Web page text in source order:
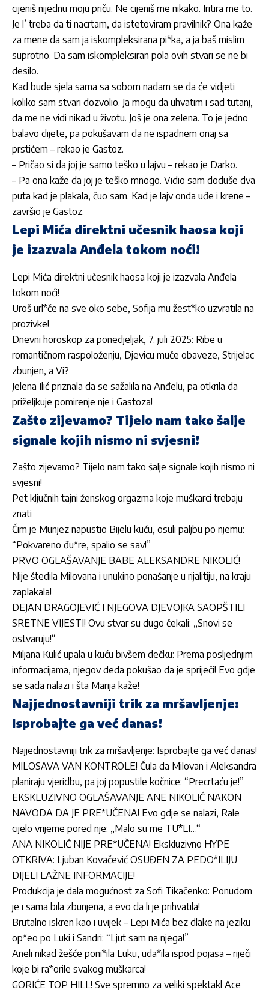
cijeniš nijednu moju priču. Ne cijeniš me nikako. Iritira me to.
Je l’ treba da ti nacrtam, da istetoviram pravilnik? Ona kaže
za mene da sam ja iskompleksirana pi*ka, a ja baš mislim
suprotno. Da sam iskompleksiran pola ovih stvari se ne bi
desilo.
Kad bude sjela sama sa sobom nadam se da će vidjeti
koliko sam stvari dozvolio. Ja mogu da uhvatim i sad tutanj,
da me ne vidi nikad u životu. Još je ona zelena. To je jedno
balavo dijete, pa pokušavam da ne ispadnem onaj sa
prstićem – rekao je Gastoz.
– Pričao si da joj je samo teško u lajvu – rekao je Darko.
– Pa ona kaže da joj je teško mnogo. Vidio sam doduše dva
puta kad je plakala, čuo sam. Kad je lajv onda uđe i krene –
završio je Gastoz.
Lepi Mića direktni učesnik haosa koji
je izazvala Anđela tokom noći!
Lepi Mića direktni učesnik haosa koji je izazvala Anđela
tokom noći!
Uroš url*če na sve oko sebe, Sofija mu žest*ko uzvratila na
prozivke!
Dnevni horoskop za ponedjeljak, 7. juli 2025: Ribe u
romantičnom raspoloženju, Djevicu muče obaveze, Strijelac
zbunjen, a Vi?
Jelena Ilić priznala da se sažalila na Anđelu, pa otkrila da
priželjkuje pomirenje nje i Gastoza!
Zašto zijevamo? Tijelo nam tako šalje
signale kojih nismo ni svjesni!
Zašto zijevamo? Tijelo nam tako šalje signale kojih nismo ni
svjesni!
Pet ključnih tajni ženskog orgazma koje muškarci trebaju
znati
Čim je Munjez napustio Bijelu kuću, osuli paljbu po njemu:
“Pokvareno đu*re, spalio se sav!”
PRVO OGLAŠAVANJE BABE ALEKSANDRE NIKOLIĆ!
Nije štedila Milovana i unukino ponašanje u rijalitiju, na kraju
zaplakala!
DEJAN DRAGOJEVIĆ I NJEGOVA DJEVOJKA SAOPŠTILI
SRETNE VIJESTI! Ovu stvar su dugo čekali: „Snovi se
ostvaruju!“
Miljana Kulić upala u kuću bivšem dečku: Prema posljednjim
informacijama, njegov deda pokušao da je spriječi! Evo gdje
se sada nalazi i šta Marija kaže!
Najjednostavniji trik za mršavljenje:
Isprobajte ga već danas!
Najjednostavniji trik za mršavljenje: Isprobajte ga već danas!
MILOSAVA VAN KONTROLE! Čula da Milovan i Aleksandra
planiraju vjeridbu, pa joj popustile kočnice: “Precrtaću je!”
EKSKLUZIVNO OGLAŠAVANJE ANE NIKOLIĆ NAKON
NAVODA DA JE PRE*UČENA! Evo gdje se nalazi, Rale
cijelo vrijeme pored nje: „Malo su me TU*LI…“
ANA NIKOLIĆ NIJE PRE*UČENA! Ekskluzivno HYPE
OTKRIVA: Ljuban Kovačević OSUĐEN ZA PEDO*ILIJU
DIJELI LAŽNE INFORMACIJE!
Produkcija je dala mogućnost za Sofi Tikačenko: Ponudom
je i sama bila zbunjena, a evo da li je prihvatila!
Brutalno iskren kao i uvijek – Lepi Mića bez dlake na jeziku
op*eo po Luki i Sandri: “Ljut sam na njega!”
Aneli nikad žešće poni*ila Luku, uda*ila ispod pojasa – riječi
koje bi ra*orile svakog muškarca!
GORIĆE TOP HILL! Sve spremno za veliki spektakl Ace